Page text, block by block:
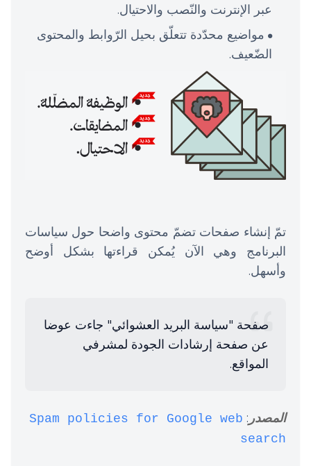
عبر الإنترنت والنّصب والاحتيال.
مواضيع محدّدة تتعلّق بحيل الرّوابط والمحتوى
الضّعيف.
تمّ إنشاء صفحات تضمّ محتوى واضحا حول سياسات
البرنامج وهي الآن يُمكن قراءتها بشكل أوضح
وأسهل.
صفحة "سياسة البريد العشوائي" جاءت عوضا
عن صفحة إرشادات الجودة لمشرفي
المواقع.
المصدر :
Spam policies for Google web
search